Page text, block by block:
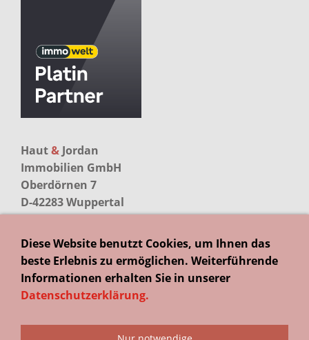
Haut& Jordan
Immobilien GmbH
Oberdörnen 7
D-42283 Wuppertal
Kontakt
Telefon
+49 (0)202 255 500
Kontakt Impressum
Datenschutz
Diese Website benutzt Cookies, um Ihnen das
beste Erlebnis zu ermöglichen. Weiterführende
Informationen erhalten Sie in unserer
Datenschutzerklärung.